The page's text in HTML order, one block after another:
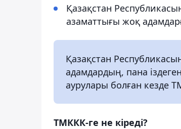
Қазақстан
азаматтығы жоқ
Қазақстан
адамдардың, пана
аурулары болған кезде
ТМККК-ге не кіреді?